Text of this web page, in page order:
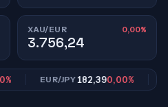
XAU/EUR 0,00%
3.756,24
EUR/JPY182,390,00%